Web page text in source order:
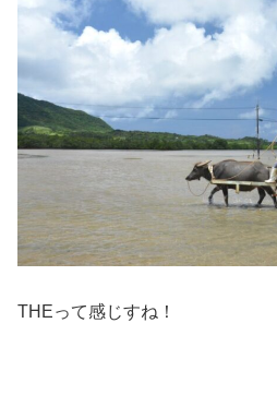
THEって感じすね！